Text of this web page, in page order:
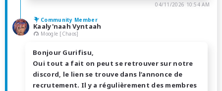
04/11/2026 10:54 AM
Community Member
Kaaly'naah Vyntaah
Moogle [Chaos]
Bonjour Gurifisu,
Oui tout a fait on peut se retrouver sur notre
discord, le lien se trouve dans l’annonce de
recrutement. Il y a régulièrement des membres